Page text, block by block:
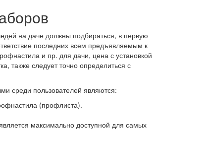
на даче должны подбираться, в первую
последних всем предъявляемым к
и пр. для дачи, цена с установкой
также следует точно определиться с
среди пользователей являются:
(профлиста).
максимально доступной для самых